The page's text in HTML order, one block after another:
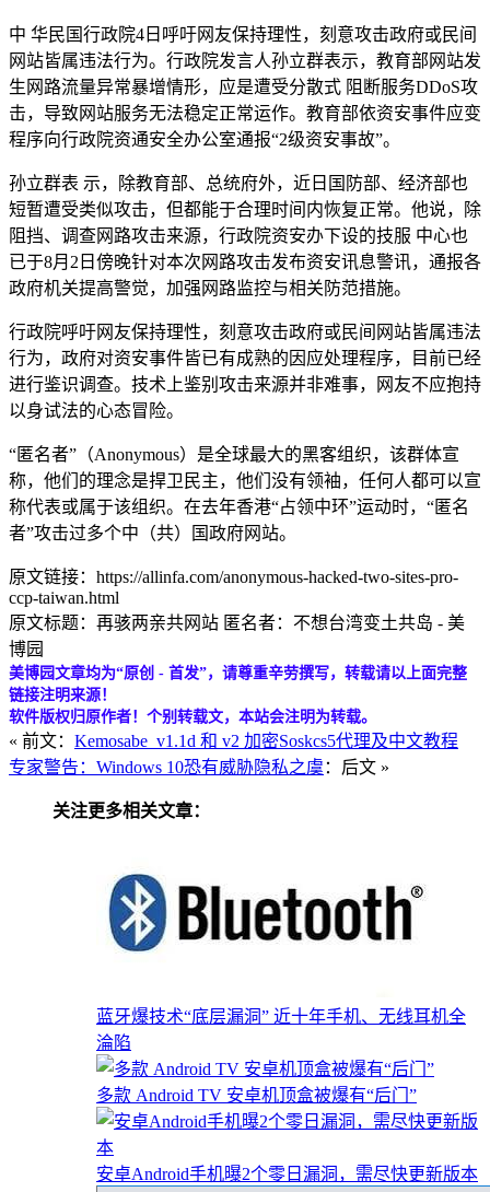
中 华民国行政院4日呼吁网友保持理性，刻意攻击政府或民间
网站皆属违法行为。行政院发言人孙立群表示，教育部网站发
生网路流量异常暴增情形，应是遭受分散式 阻断服务DDoS攻
击，导致网站服务无法稳定正常运作。教育部依资安事件应变
程序向行政院资通安全办公室通报“2级资安事故”。
孙立群表 示，除教育部、总统府外，近日国防部、经济部也
短暂遭受类似攻击，但都能于合理时间内恢复正常。他说，除
阻挡、调查网路攻击来源，行政院资安办下设的技服 中心也
已于8月2日傍晚针对本次网路攻击发布资安讯息警讯，通报各
政府机关提高警觉，加强网路监控与相关防范措施。
行政院呼吁网友保持理性，刻意攻击政府或民间网站皆属违法
行为，政府对资安事件皆已有成熟的因应处理程序，目前已经
进行鉴识调查。技术上鉴别攻击来源并非难事，网友不应抱持
以身试法的心态冒险。
“匿名者”（Anonymous）是全球最大的黑客组织，该群体宣
称，他们的理念是捍卫民主，他们没有领袖，任何人都可以宣
称代表或属于该组织。在去年香港“占领中环”运动时，“匿名
者”攻击过多个中（共）国政府网站。
原文链接：https://allinfa.com/anonymous-hacked-two-sites-pro-
ccp-taiwan.html
原文标题：再骇两亲共网站 匿名者：不想台湾变土共岛 - 美
博园
美博园文章均为“原创 - 首发”，请尊重辛劳撰写，转载请以上面完整
链接注明来源！
软件版权归原作者！个别转载文，本站会注明为转载。
« 前文： Kemosabe_v1.1d 和 v2 加密Soskcs5代理及中文教程
专家警告：Windows 10恐有威胁隐私之虞 ：后文 »
关注更多相关文章：
蓝牙爆技术“底层漏洞” 近十年手机、无线耳机全
淪陷
多款 Android TV 安卓机顶盒被爆有“后门”
安卓Android手机曝2个零日漏洞，需尽快更新版本